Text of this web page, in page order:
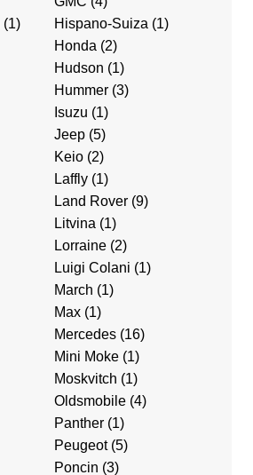
(1) Hispano-Suiza (1)
Honda (2)
Hudson (1)
Hummer(3)
Isuzu (1)
Jeep(5)
Keio(2)
Laffly(1)
Land Rover(9)
Litvina (1)
Lorraine(2)
Luigi Colani (1)
March (1)
Max(1)
Mercedes(16)
Mini Moke(1)
Moskvitch (1)
Oldsmobile(4)
Panther(1)
Peugeot(5)
Poncin (3)